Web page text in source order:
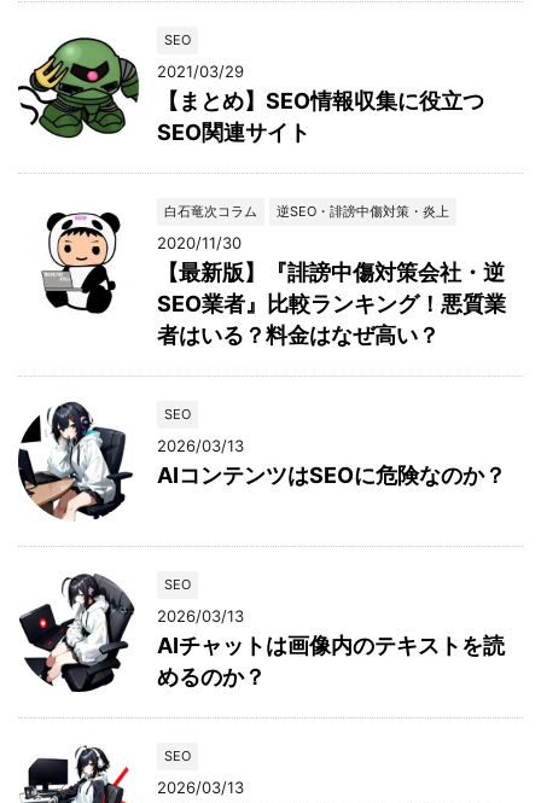
SEO
2021/03/29
【まとめ】SEO情報収集に役立つ
SEO関連サイト
白石竜次コラム 逆SEO・誹謗中傷対策・炎上
2020/11/30
【最新版】『誹謗中傷対策会社・逆
SEO業者』比較ランキング！悪質業
者はいる？料金はなぜ高い？
SEO
2026/03/13
AIコンテンツはSEOに危険なのか？
SEO
2026/03/13
AIチャットは画像内のテキストを読
めるのか？
SEO
2026/03/13